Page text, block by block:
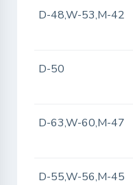
D-48,W-53,M-42
D-50
D-63,W-60,M-47
D-55,W-56,M-45